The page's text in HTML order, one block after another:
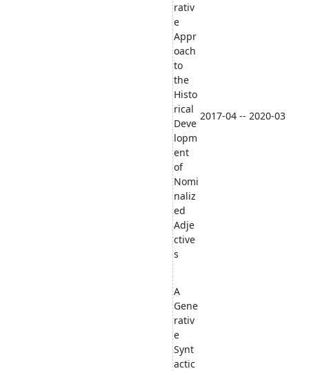
rativ
e
Appr
oach
to
the
Histo
rical
Deve
lopm
ent
of
Nomi
naliz
ed
Adje
ctive
s
2017-04 -- 2020-03
A
Gene
rativ
e
Synt
actic